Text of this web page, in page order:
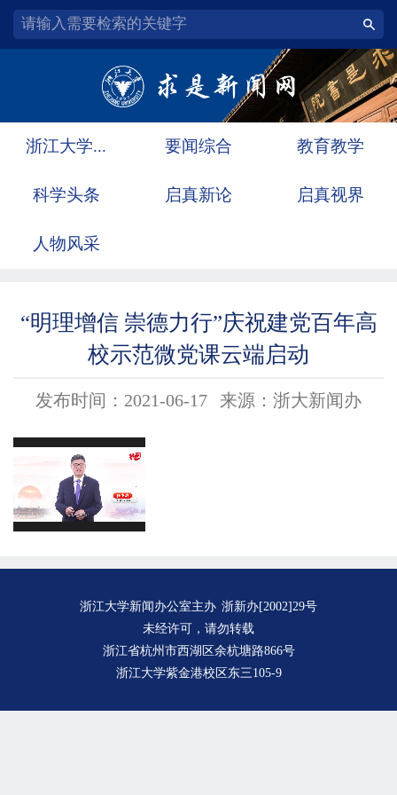
浙江大学... 要闻综合 教育教学
科学头条 启真新论 启真视界
人物风采
“明理增信 崇德力行”庆祝建党百年高
校示范微党课云端启动
发布时间：2021-06-17 来源：浙大新闻办
浙江大学新闻办公室主办 浙新办[2002]29号
未经许可，请勿转载
浙江省杭州市西湖区余杭塘路866号
浙江大学紫金港校区东三105-9